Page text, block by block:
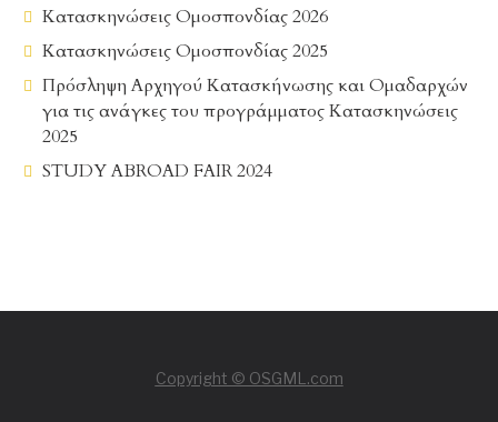
Κατασκηνώσεις Ομοσπονδίας 2026
Κατασκηνώσεις Ομοσπονδίας 2025
Πρόσληψη Αρχηγού Κατασκήνωσης και Ομαδαρχών
για τις ανάγκες του προγράμματος Κατασκηνώσεις
2025
STUDY ABROAD FAIR 2024
Copyright © OSGML.com